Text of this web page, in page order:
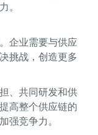
。
企业需要与供应
挑战，创造更多
、共同研发和供
高整个供应链的
强竞争力。